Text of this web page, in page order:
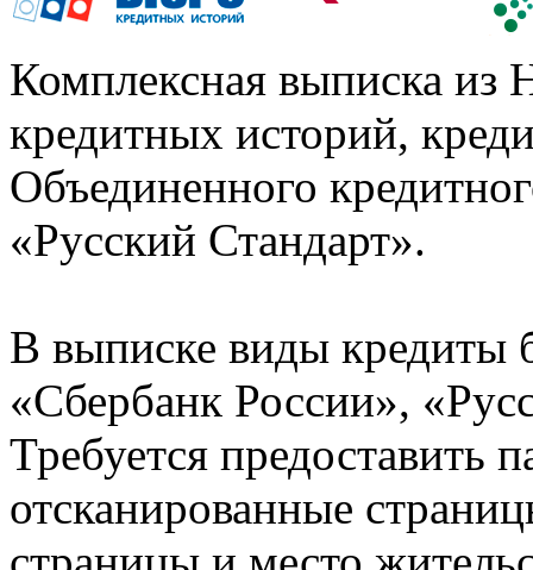
Комплексная выписка из
кредитных историй,
Объединенного
«Русский Стандарт».
В выписке виды кредиты
«Сбербанк России»,
Требуется предоставить
отсканированные